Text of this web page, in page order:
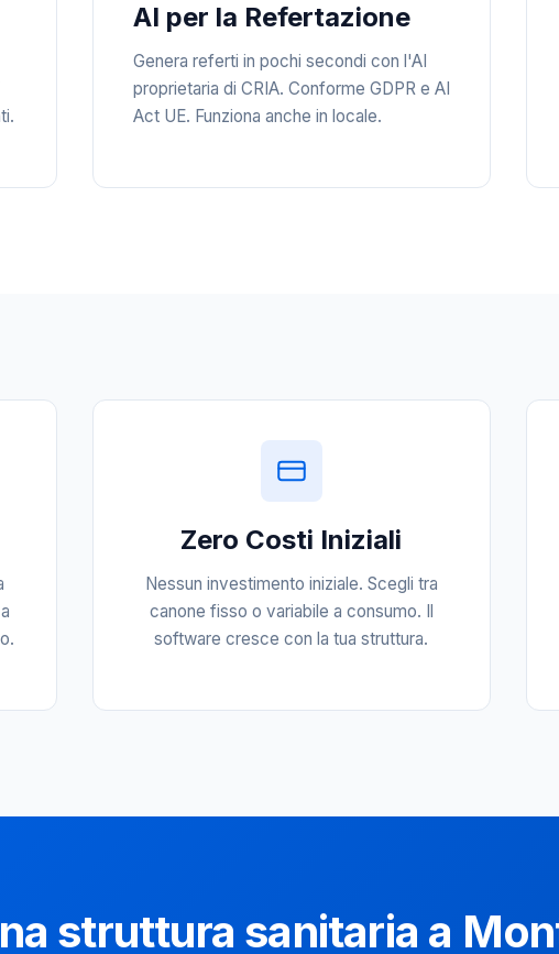
AI per la Refertazione
Genera referti in pochi secondi con l'AI
proprietaria di CRIA. Conforme GDPR e AI
Act UE. Funziona anche in locale.
Zero Costi Iniziali
Nessun investimento iniziale. Scegli tra
canone fisso o variabile a consumo. Il
software cresce con la tua struttura.
struttura sanitaria a